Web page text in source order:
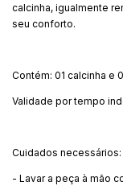
calcinha, igualmente
seu conforto.
Contém: 01 calcinha e
Validade por tempo
Cuidados necessários:
- Lavar a peça à mão